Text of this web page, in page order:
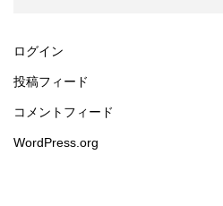
ログイン
投稿フィード
コメントフィード
WordPress.org